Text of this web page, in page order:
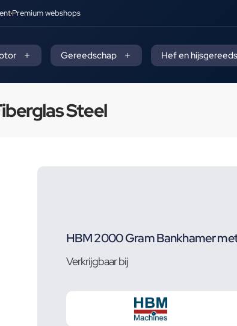
Premium webshops
Gereedschap Hef en
Steel
HBM 2000 Gram Bankhamer
Verkrijgbaar bij